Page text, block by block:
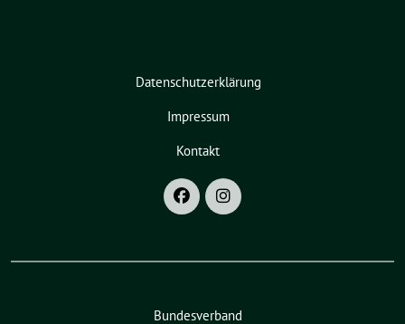
Datenschutzerklärung
Impressum
Kontakt
Bundesverband